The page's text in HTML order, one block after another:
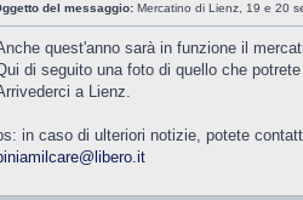
del messaggio: Mercatino di Lienz, 19 e 20
quest'anno sarà in funzione il
di seguito una foto di quello che
a Lienz.
in caso di ulteriori notizie, potete